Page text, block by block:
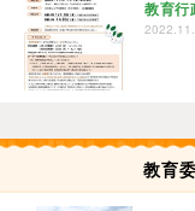
教育行
教育